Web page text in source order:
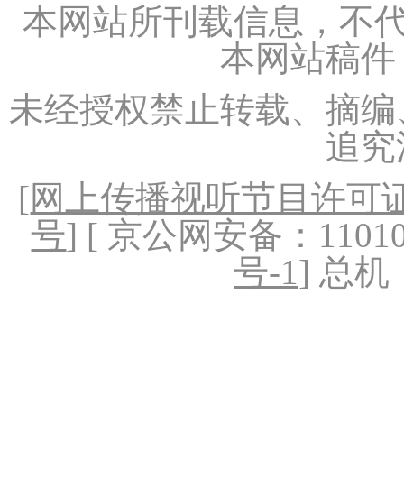
本网站所刊载信息，不
本网站稿
未经授权禁止转载、摘
追
[网上传播视听节目许可
号] [ 京公网安备：
号-1] 总机